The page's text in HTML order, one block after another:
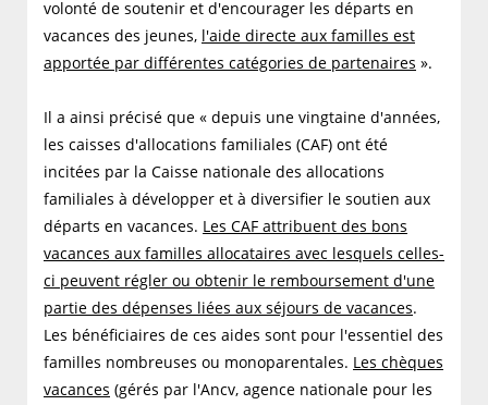
volonté de soutenir et d'encourager les départs en
vacances des jeunes, l'aide directe aux familles est
apportée par différentes catégories de partenaires ».
Il a ainsi précisé que « depuis une vingtaine d'années,
les caisses d'allocations familiales (CAF) ont été
incitées par la Caisse nationale des allocations
familiales à développer et à diversifier le soutien aux
départs en vacances. Les CAF attribuent des bons
vacances aux familles allocataires avec lesquels celles-
ci peuvent régler ou obtenir le remboursement d'une
partie des dépenses liées aux séjours de vacances.
Les bénéficiaires de ces aides sont pour l'essentiel des
familles nombreuses ou monoparentales. Les chèques
vacances (gérés par l'Ancv, agence nationale pour les